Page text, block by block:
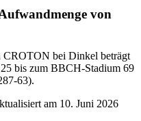
von
CROTON bei Dinkel beträgt
bis zum BBCH-Stadium 69
63).
am 10. Juni 2026